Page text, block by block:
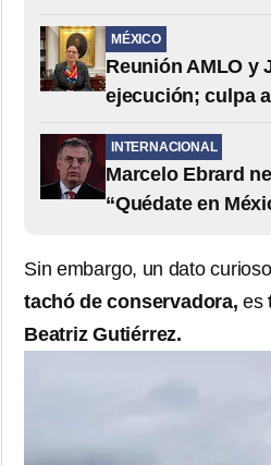
MÉXICO
Reunión AMLO y
ejecución; culpa
INTERNACIONAL
Marcelo Ebrard
“Quédate en
Sin embargo, un dato
tachó de conservadora, es
Beatriz Gutiérrez.